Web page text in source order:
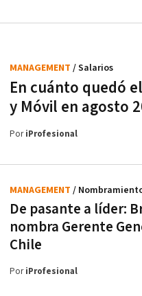
En cuánto quedó
y Móvil en agosto
MANAGEMENT / Salarios
PoriProfesional
De pasante a líder:
nombra Gerente
Chile
MANAGEMENT /
PoriProfesional